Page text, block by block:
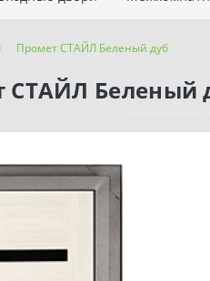
Промет СТАЙЛ Беленый дуб
СТАЙЛ Беленый